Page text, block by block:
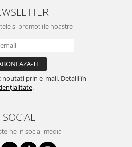
si promotiile noastre
noutati prin e-mail. Detalii în
.
SOCIAL
ne in social media